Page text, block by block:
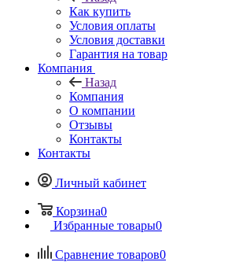
Как купить
Условия оплаты
Условия доставки
Гарантия на товар
Компания
Назад
Компания
О компании
Отзывы
Контакты
Контакты
Личный кабинет
Корзина0
Избранные товары0
Сравнение товаров0